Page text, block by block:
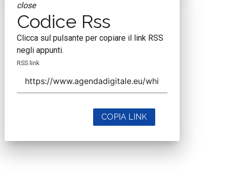
close
Codice Rss
Clicca sul pulsante per copiare il link RSS
negli appunti.
RSS link
COPIA LINK